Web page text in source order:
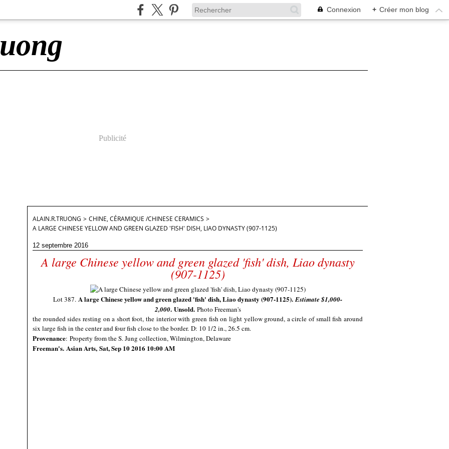
Connexion + Créer mon blog
Publicité
ALAIN.R.TRUONG > CHINE, CÉRAMIQUE /CHINESE CERAMICS >
A LARGE CHINESE YELLOW AND GREEN GLAZED 'FISH' DISH, LIAO DYNASTY (907-1125)
12 septembre 2016
A large Chinese yellow and green glazed 'fish' dish, Liao dynasty
(907-1125)
Lot 387. A large Chinese yellow and green glazed 'fish' dish, Liao dynasty (907-1125).Estimate $1,000-
2,000. Unsold. Photo Freeman's
the rounded sides resting on a short foot, the interior with green fish on light yellow ground, a circle of small fish around
six large fish in the center and four fish close to the border. D: 10 1/2 in., 26.5 cm.
Provenance: Property from the S. Jung collection, Wilmington, Delaware
Freeman's. Asian Arts, Sat, Sep 10 2016 10:00 AM